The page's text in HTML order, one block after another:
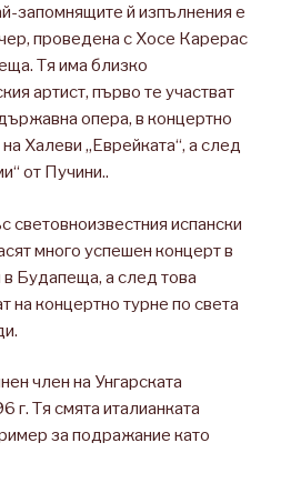
запомнящите й изпълнения е
проведена с Хосе Карерас
Тя има близко
артист, първо те участват
опера, в концертно
Халеви „Еврейката“, а след
от Пучини..
световноизвестния испански
много успешен концерт в
Будапеща, а след това
на концертно турне по света
член на Унгарската
г. Тя смята италианката
за подражание като